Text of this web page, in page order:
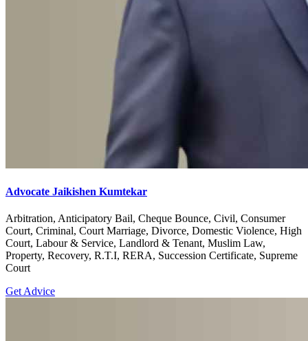
Advocate Jaikishen Kumtekar
Arbitration, Anticipatory Bail, Cheque Bounce, Civil, Consumer
Court, Criminal, Court Marriage, Divorce, Domestic Violence, High
Court, Labour & Service, Landlord & Tenant, Muslim Law,
Property, Recovery, R.T.I, RERA, Succession Certificate, Supreme
Court
Get Advice